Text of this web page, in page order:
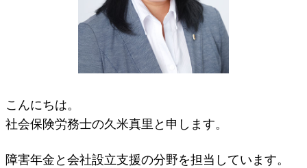
こんにちは。
社会保険労務士の久米真里と申します。
障害年金と会社設立支援の分野を担当しています。